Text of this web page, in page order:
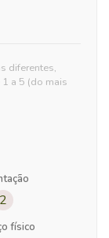
diferentes,
a 5 (do mais
2
físico